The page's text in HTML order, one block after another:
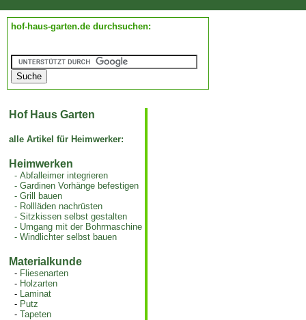
hof-haus-garten.de durchsuchen:
Hof Haus Garten
alle Artikel für Heimwerker:
Heimwerken
-Abfalleimer integrieren
-Gardinen Vorhänge befestigen
-Grill bauen
- Rollläden nachrüsten
-Sitzkissen selbst gestalten
- Umgang mit der Bohrmaschine
-Windlichter selbst bauen
Materialkunde
- Fliesenarten
- Holzarten
- Laminat
- Putz
-Tapeten